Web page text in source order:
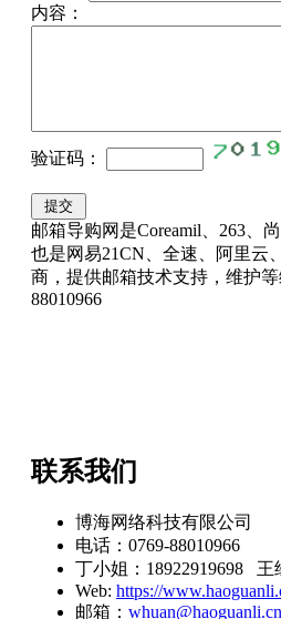
内容：
验证码：
邮箱导购网是Coreamil、263、
也是网易21CN、全速、阿里云
商，提供邮箱技术支持，维护
88010966
联系我们
博海网络科技有限公司
电话：0769-88010966
丁小姐：18922919698 王
Web: https://
邮箱： whuan@haoguanli.cn